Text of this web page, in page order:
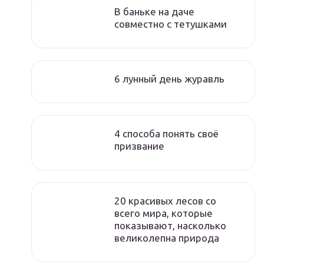
В баньке на даче
совместно с тетушками
6 лунный день журавль
4 способа понять своё
призвание
20 красивых лесов со
всего мира, которые
показывают, насколько
великолепна природа